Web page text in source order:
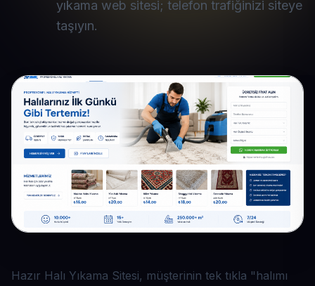
yıkama web sitesi; telefon trafiğinizi siteye
taşıyın.
Hazır Halı Yıkama Sitesi, müşterinin tek tıkla "halımı